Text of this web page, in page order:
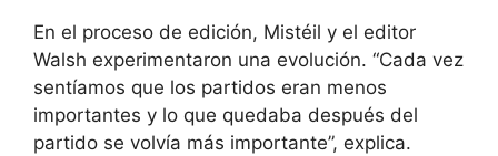
En el proceso de edición, Mistéil y el editor
Walsh experimentaron una evolución. “Cada vez
sentíamos que los partidos eran menos
importantes y lo que quedaba después del
partido se volvía más importante”, explica.